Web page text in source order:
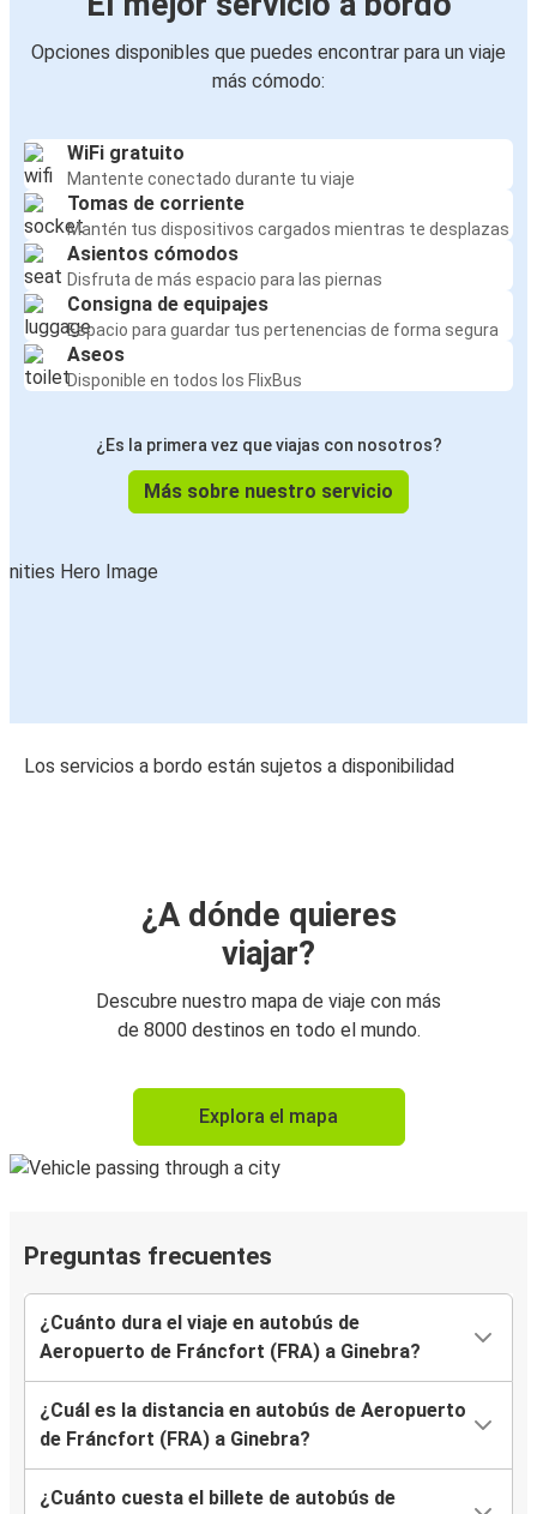
Opciones disponibles que puedes encontrar para un viaje
más cómodo:
WiFi gratuito
Mantente conectado durante tu viaje
Tomas de corriente
Mantén tus dispositivos cargados mientras te desplazas
Asientos cómodos
Disfruta de más espacio para las piernas
Consigna de equipajes
Espacio para guardar tus pertenencias de forma segura
Aseos
Disponible en todos los FlixBus
¿Es la primera vez que viajas con nosotros?
Más sobre nuestro servicio
Los servicios a bordo están sujetos a disponibilidad
¿A dónde quieres
viajar?
Descubre nuestro mapa de viaje con más
de 8000 destinos en todo el mundo.
Explora el mapa
Preguntas frecuentes
¿Cuánto dura el viaje en autobús de
Aeropuerto de Fráncfort (FRA) a Ginebra?
¿Cuál es la distancia en autobús de Aeropuerto
de Fráncfort (FRA) a Ginebra?
¿Cuánto cuesta el billete de autobús de